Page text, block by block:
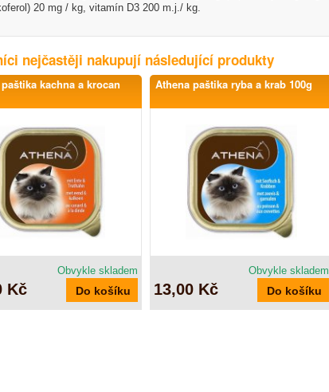
20 mg / kg, vitamín D3 200 m.j./ kg.
nejčastěji nakupují následující produkty
kachna a krocan
Obvykle skladem
Kč
Athena paštika ryba a krab 100g
Obvykle skladem
13,00 Kč